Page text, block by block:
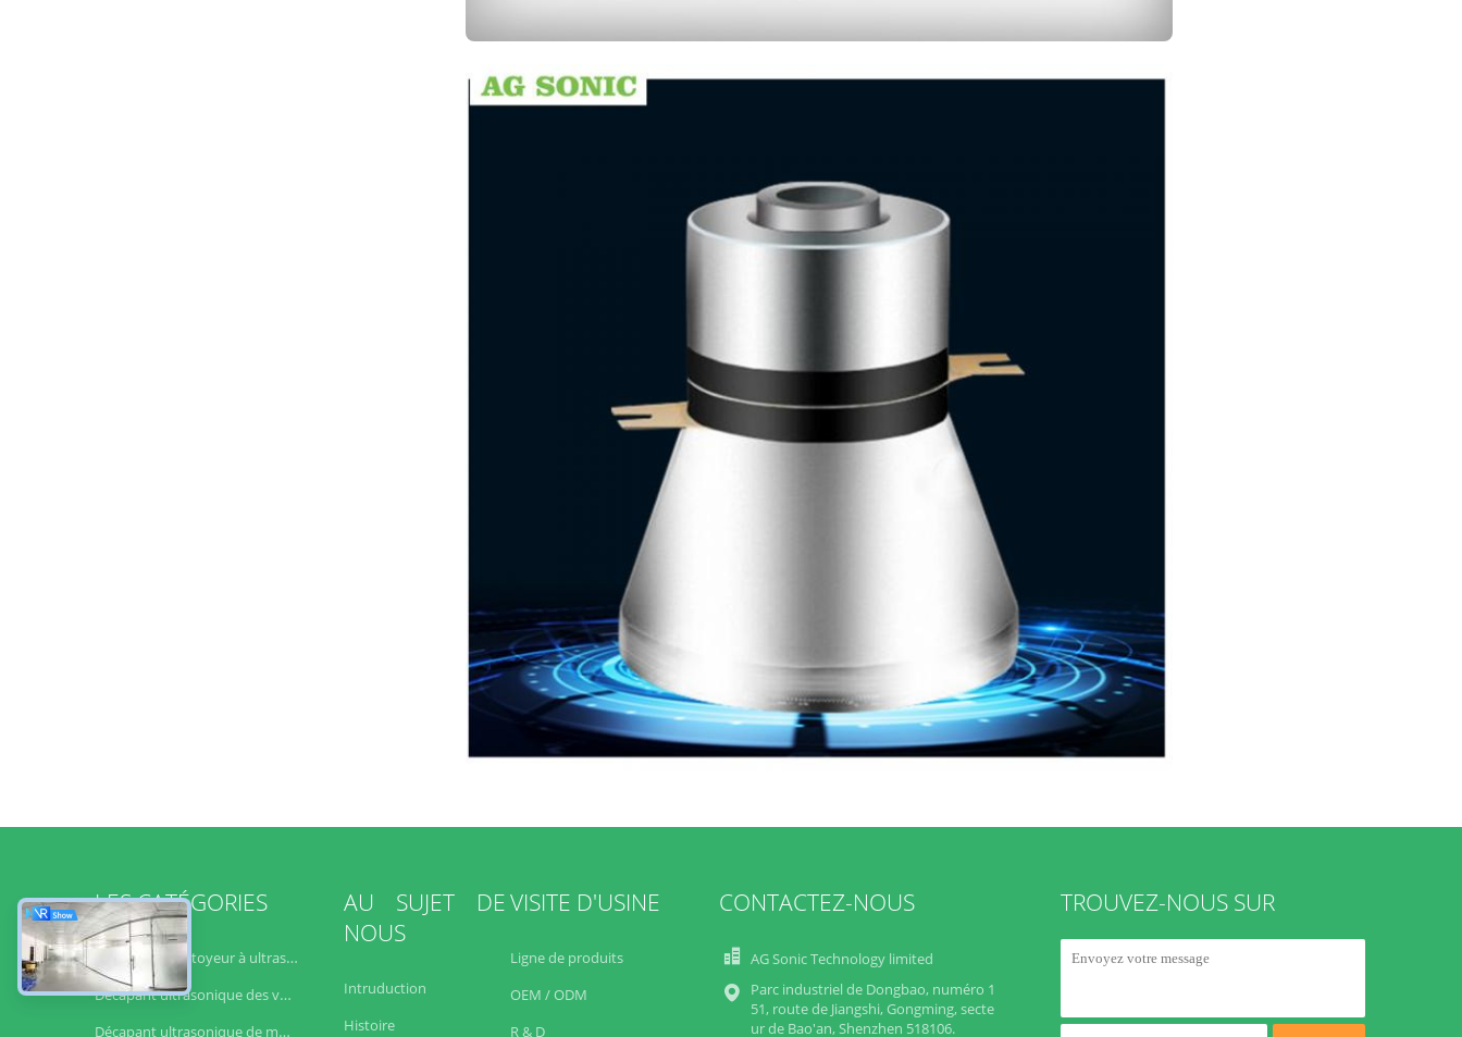
LES CATÉGORIES
industrielle nettoyeur à ultrasons
Décapant ultrasonique des véhicules à moteur
Décapant ultrasonique de moteur
AU SUJET DE
NOUS
Intruduction
Histoire
VISITE D'USINE
Ligne de produits
OEM / ODM
R & D
CONTACTEZ-NOUS
AG Sonic Technology limited
Parc industriel de Dongbao, numéro 1
51, route de Jiangshi, Gongming, secte
ur de Bao'an, Shenzhen 518106.
TROUVEZ-NOUS SUR